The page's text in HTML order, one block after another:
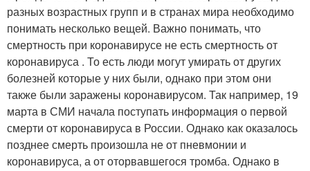
разных возрастных групп и в странах мира необходимо
понимать несколько вещей. Важно понимать, что
смертность при коронавирусе не есть смертность от
коронавируса . То есть люди могут умирать от других
болезней которые у них были, однако при этом они
также были заражены коронавирусом. Так например, 19
марта в СМИ начала поступать информация о первой
смерти от коронавируса в России. Однако как оказалось
позднее смерть произошла не от пневмонии и
коронавируса, а от оторвавшегося тромба. Однако в